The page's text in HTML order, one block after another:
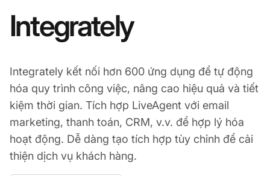
Integrately
Integrately kết nối hơn 600 ứng dụng để tự động
hóa quy trình công việc, nâng cao hiệu quả và tiết
kiệm thời gian. Tích hợp LiveAgent với email
marketing, thanh toán, CRM, v.v. để hợp lý hóa
hoạt động. Dễ dàng tạo tích hợp tùy chỉnh để cải
thiện dịch vụ khách hàng.